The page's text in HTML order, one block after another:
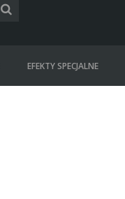
EFEKTY SPECJALNE